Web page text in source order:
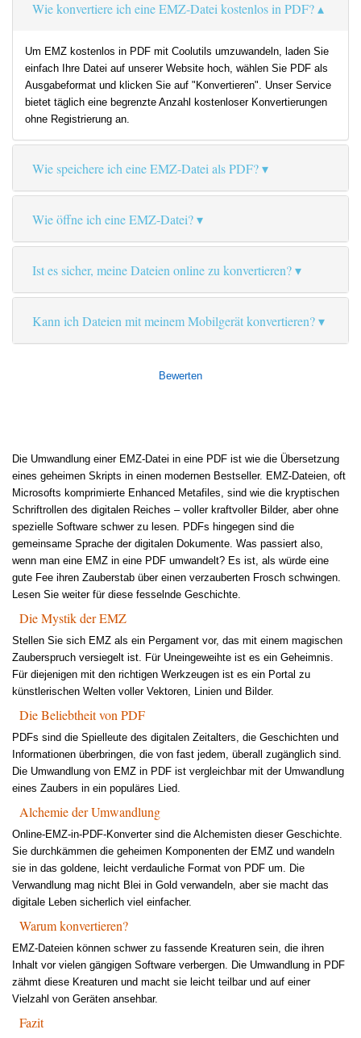
Wie konvertiere ich eine EMZ-Datei kostenlos in PDF?
Um EMZ kostenlos in PDF mit Coolutils umzuwandeln, laden Sie
einfach Ihre Datei auf unserer Website hoch, wählen Sie PDF als
Ausgabeformat und klicken Sie auf "Konvertieren". Unser Service
bietet täglich eine begrenzte Anzahl kostenloser Konvertierungen
ohne Registrierung an.
Wie speichere ich eine EMZ-Datei als PDF?
Wie öffne ich eine EMZ-Datei?
Ist es sicher, meine Dateien online zu konvertieren?
Kann ich Dateien mit meinem Mobilgerät konvertieren?
Bewerten
Die Umwandlung einer EMZ-Datei in eine PDF ist wie die Übersetzung
eines geheimen Skripts in einen modernen Bestseller. EMZ-Dateien, oft
Microsofts komprimierte Enhanced Metafiles, sind wie die kryptischen
Schriftrollen des digitalen Reiches – voller kraftvoller Bilder, aber ohne
spezielle Software schwer zu lesen. PDFs hingegen sind die
gemeinsame Sprache der digitalen Dokumente. Was passiert also,
wenn man eine EMZ in eine PDF umwandelt? Es ist, als würde eine
gute Fee ihren Zauberstab über einen verzauberten Frosch schwingen.
Lesen Sie weiter für diese fesselnde Geschichte.
Die Mystik der EMZ
Stellen Sie sich EMZ als ein Pergament vor, das mit einem magischen
Zauberspruch versiegelt ist. Für Uneingeweihte ist es ein Geheimnis.
Für diejenigen mit den richtigen Werkzeugen ist es ein Portal zu
künstlerischen Welten voller Vektoren, Linien und Bilder.
Die Beliebtheit von PDF
PDFs sind die Spielleute des digitalen Zeitalters, die Geschichten und
Informationen überbringen, die von fast jedem, überall zugänglich sind.
Die Umwandlung von EMZ in PDF ist vergleichbar mit der Umwandlung
eines Zaubers in ein populäres Lied.
Alchemie der Umwandlung
Online-EMZ-in-PDF-Konverter sind die Alchemisten dieser Geschichte.
Sie durchkämmen die geheimen Komponenten der EMZ und wandeln
sie in das goldene, leicht verdauliche Format von PDF um. Die
Verwandlung mag nicht Blei in Gold verwandeln, aber sie macht das
digitale Leben sicherlich viel einfacher.
Warum konvertieren?
EMZ-Dateien können schwer zu fassende Kreaturen sein, die ihren
Inhalt vor vielen gängigen Software verbergen. Die Umwandlung in PDF
zähmt diese Kreaturen und macht sie leicht teilbar und auf einer
Vielzahl von Geräten ansehbar.
Fazit